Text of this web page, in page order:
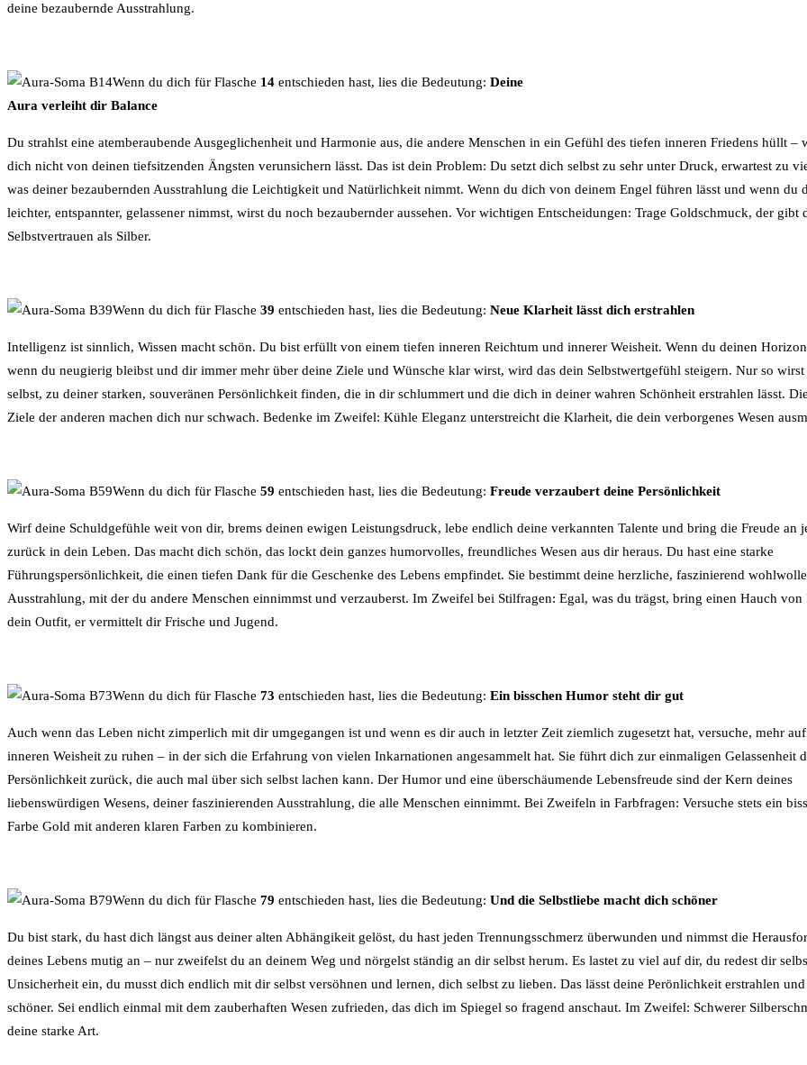
deine bezaubernde Ausstrahlung.
Wenn du dich für Flasche 14 entschieden hast, lies die Bedeutung: Deine
Aura verleiht dir Balance
Du strahlst eine atemberaubende Ausgeglichenheit und Harmonie aus, die andere Menschen in ein Gefühl des tiefen inneren Friedens hüllt –
dich nicht von deinen tiefsitzenden Ängsten verunsichern lässt. Das ist dein Problem: Du setzt dich selbst zu sehr unter Druck, erwartest zu
was deiner bezaubernden Ausstrahlung die Leichtigkeit und Natürlichkeit nimmt. Wenn du dich von deinem Engel führen lässt und wenn du
leichter, entspannter, gelassener nimmst, wirst du noch bezaubernder aussehen. Vor wichtigen Entscheidungen: Trage Goldschmuck, der gibt
Selbstvertrauen als Silber.
Wenn du dich für Flasche 39 entschieden hast, lies die Bedeutung: Neue Klarheit lässt dich erstrahlen
Intelligenz ist sinnlich, Wissen macht schön. Du bist erfüllt von einem tiefen inneren Reichtum und innerer Weisheit. Wenn du deinen
wenn du neugierig bleibst und dir immer mehr über deine Ziele und Wünsche klar wirst, wird das dein Selbstwertgefühl steigern. Nur so
selbst, zu deiner starken, souveränen Persönlichkeit finden, die in dir schlummert und die dich in deiner wahren Schönheit erstrahlen lässt.
Ziele der anderen machen dich nur schwach. Bedenke im Zweifel: Kühle Eleganz unterstreicht die Klarheit, die dein verborgenes Wesen
Wenn du dich für Flasche 59 entschieden hast, lies die Bedeutung: Freude verzaubert deine Persönlichkeit
Wirf deine Schuldgefühle weit von dir, brems deinen ewigen Leistungsdruck, lebe endlich deine verkannten Talente und bring die Freude an
zurück in dein Leben. Das macht dich schön, das lockt dein ganzes humorvolles, freundliches Wesen aus dir heraus. Du hast eine starke
Führungspersönlichkeit, die einen tiefen Dank für die Geschenke des Lebens empfindet. Sie bestimmt deine herzliche, faszinierend
Ausstrahlung, mit der du andere Menschen einnimmst und verzauberst. Im Zweifel bei Stilfragen: Egal, was du trägst, bring einen Hauch von
dein Outfit, er vermittelt dir Frische und Jugend.
Wenn du dich für Flasche 73 entschieden hast, lies die Bedeutung: Ein bisschen Humor steht dir gut
Auch wenn das Leben nicht zimperlich mit dir umgegangen ist und wenn es dir auch in letzter Zeit ziemlich zugesetzt hat, versuche, mehr
inneren Weisheit zu ruhen – in der sich die Erfahrung von vielen Inkarnationen angesammelt hat. Sie führt dich zur einmaligen Gelassenheit
Persönlichkeit zurück, die auch mal über sich selbst lachen kann. Der Humor und eine überschäumende Lebensfreude sind der Kern deines
liebenswürdigen Wesens, deiner faszinierenden Ausstrahlung, die alle Menschen einnimmt. Bei Zweifeln in Farbfragen: Versuche stets ein
Farbe Gold mit anderen klaren Farben zu kombinieren.
Wenn du dich für Flasche 79 entschieden hast, lies die Bedeutung: Und die Selbstliebe macht dich schöner
Du bist stark, du hast dich längst aus deiner alten Abhängikeit gelöst, du hast jeden Trennungsschmerz überwunden und nimmst die
deines Lebens mutig an – nur zweifelst du an deinem Weg und nörgelst ständig an dir selbst herum. Es lastet zu viel auf dir, du redest dir
Unsicherheit ein, du musst dich endlich mit dir selbst versöhnen und lernen, dich selbst zu lieben. Das lässt deine Perönlichkeit erstrahlen
schöner. Sei endlich einmal mit dem zauberhaften Wesen zufrieden, das dich im Spiegel so fragend anschaut. Im Zweifel: Schwerer
deine starke Art.